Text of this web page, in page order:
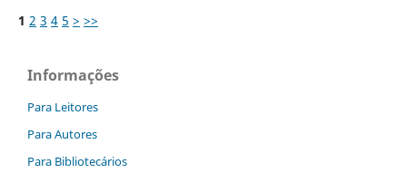
1 2 3 4 5 > >>
Informações
Para Leitores
Para Autores
Para Bibliotecários